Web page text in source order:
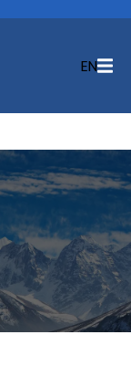
EN